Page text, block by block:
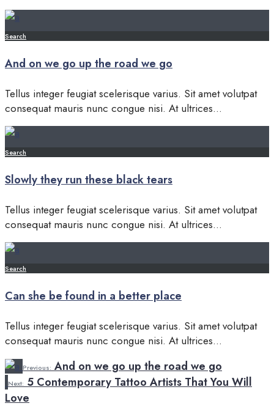
Search
And on we go up the road we go
Tellus integer feugiat scelerisque varius. Sit amet volutpat
consequat mauris nunc congue nisi. At ultrices...
Search
Slowly they run these black tears
Tellus integer feugiat scelerisque varius. Sit amet volutpat
consequat mauris nunc congue nisi. At ultrices...
Search
Can she be found in a better place
Tellus integer feugiat scelerisque varius. Sit amet volutpat
consequat mauris nunc congue nisi. At ultrices...
Previous: And on we go up the road we go
Next: 5 Contemporary Tattoo Artists That You Will
Love